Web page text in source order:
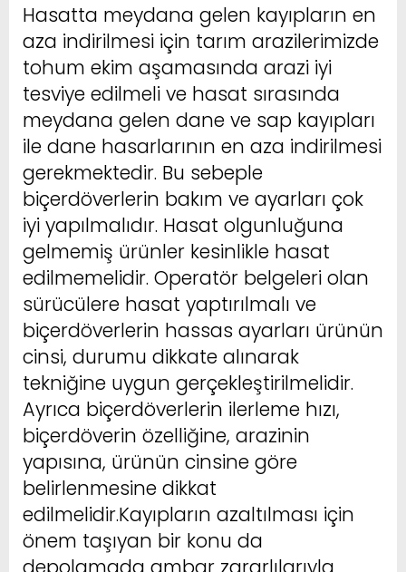
Hasatta meydana gelen kayıpların en
aza indirilmesi için tarım arazilerimizde
tohum ekim aşamasında arazi iyi
tesviye edilmeli ve hasat sırasında
meydana gelen dane ve sap kayıpları
ile dane hasarlarının en aza indirilmesi
gerekmektedir. Bu sebeple
biçerdöverlerin bakım ve ayarları çok
iyi yapılmalıdır. Hasat olgunluğuna
gelmemiş ürünler kesinlikle hasat
edilmemelidir. Operatör belgeleri olan
sürücülere hasat yaptırılmalı ve
biçerdöverlerin hassas ayarları ürünün
cinsi, durumu dikkate alınarak
tekniğine uygun gerçekleştirilmelidir.
Ayrıca biçerdöverlerin ilerleme hızı,
biçerdöverin özelliğine, arazinin
yapısına, ürünün cinsine göre
belirlenmesine dikkat
edilmelidir.Kayıpların azaltılması için
önem taşıyan bir konu da